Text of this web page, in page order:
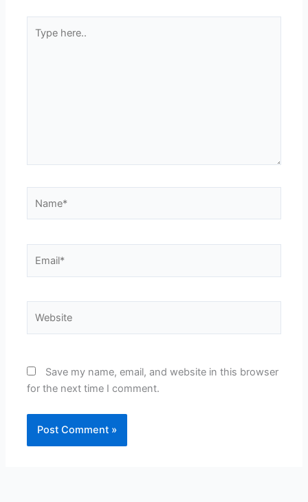
here..
Save my name, email, and website in this browser
for the next time I comment.